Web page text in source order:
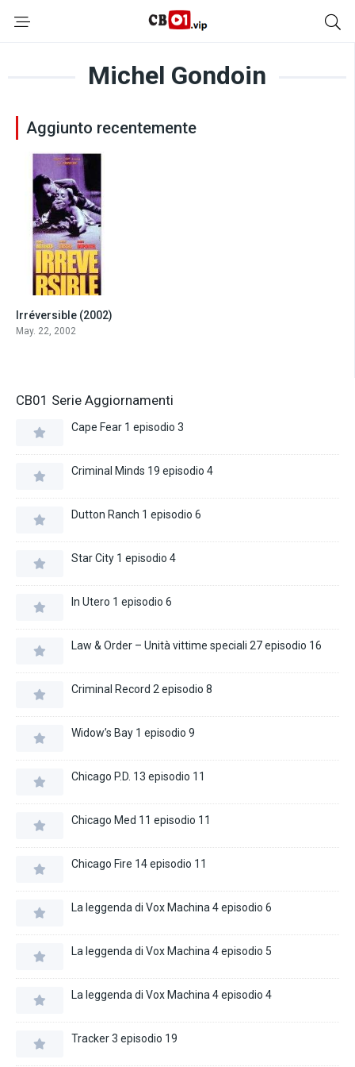
Michel Gondoin
Aggiunto recentemente
7.4
Irréversible (2002)
May. 22, 2002
CB01 Serie Aggiornamenti
Cape Fear 1 episodio 3
Criminal Minds 19 episodio 4
Dutton Ranch 1 episodio 6
Star City 1 episodio 4
In Utero 1 episodio 6
Law & Order – Unità vittime speciali 27 episodio 16
Criminal Record 2 episodio 8
Widow’s Bay 1 episodio 9
Chicago P.D. 13 episodio 11
Chicago Med 11 episodio 11
Chicago Fire 14 episodio 11
La leggenda di Vox Machina 4 episodio 6
La leggenda di Vox Machina 4 episodio 5
La leggenda di Vox Machina 4 episodio 4
Tracker 3 episodio 19